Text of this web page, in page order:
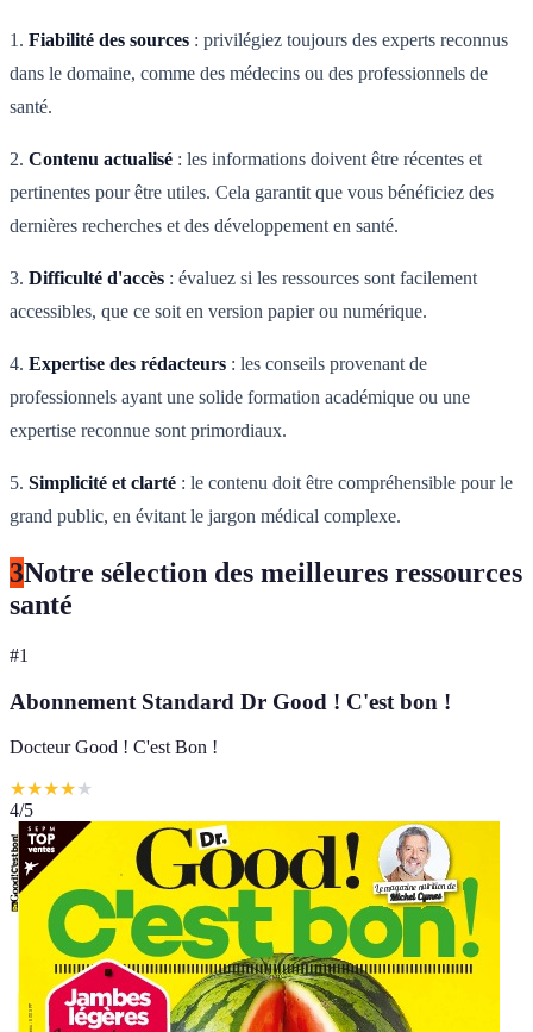
1. Fiabilité des sources : privilégiez toujours des experts reconnus
dans le domaine, comme des médecins ou des professionnels de
santé.
2. Contenu actualisé : les informations doivent être récentes et
pertinentes pour être utiles. Cela garantit que vous bénéficiez des
dernières recherches et des développement en santé.
3. Difficulté d'accès : évaluez si les ressources sont facilement
accessibles, que ce soit en version papier ou numérique.
4. Expertise des rédacteurs : les conseils provenant de
professionnels ayant une solide formation académique ou une
expertise reconnue sont primordiaux.
5. Simplicité et clarté : le contenu doit être compréhensible pour le
grand public, en évitant le jargon médical complexe.
3Notre sélection des meilleures ressources
santé
#1
Abonnement Standard Dr Good ! C'est bon !
Docteur Good ! C'est Bon !
★★★★★
4/5